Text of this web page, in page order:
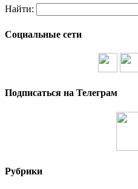
Найти:
Социальные сети
Подписаться на Телеграм
Рубрики